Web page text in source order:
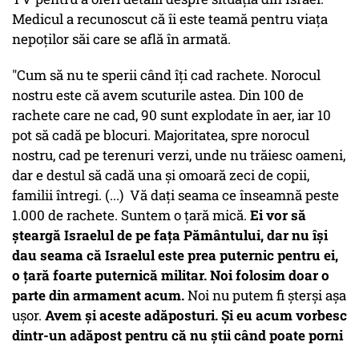
Medicul a recunoscut că îi este teamă pentru viața
nepoților săi care se află în armată.
"Cum să nu te sperii când îți cad rachete. Norocul
nostru este că avem scuturile astea. Din 100 de
rachete care ne cad, 90 sunt explodate în aer, iar 10
pot să cadă pe blocuri. Majoritatea, spre norocul
nostru, cad pe terenuri verzi, unde nu trăiesc oameni,
dar e destul să cadă una și omoară zeci de copii,
familii întregi. (...) Vă dați seama ce înseamnă peste
1.000 de rachete. Suntem o țară mică. Ei vor să
șteargă Israelul de pe fața Pământului, dar nu își
dau seama că Israelul este prea puternic pentru ei,
o țară foarte puternică militar. Noi folosim doar o
parte din armament acum.Noi nu putem fi șterși așa
ușor. Avem și aceste adăposturi. Și eu acum vorbesc
dintr-un adăpost pentru că nu știi când poate porni